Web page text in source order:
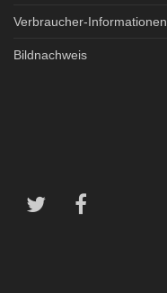
Verbraucher-Informationen
Bildnachweis